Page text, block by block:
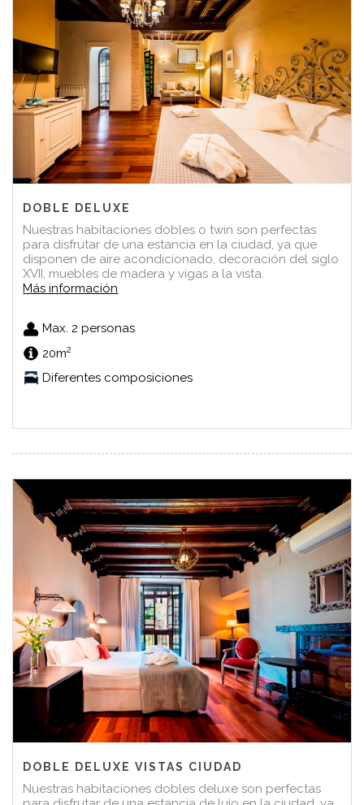
DOBLE DELUXE
Nuestras habitaciones dobles o twin son perfectas
para disfrutar de una estancia en la ciudad, ya que
disponen de aire acondicionado, decoración del siglo
XVII, muebles de madera y vigas a la vista.
Más información
Max. 2 personas
20m2
Diferentes composiciones
DOBLE DELUXE VISTAS CIUDAD
Nuestras habitaciones dobles deluxe son perfectas